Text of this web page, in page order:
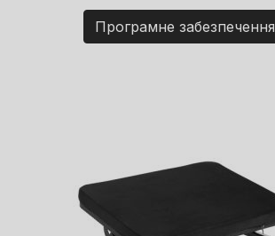
Програмне забезпечення